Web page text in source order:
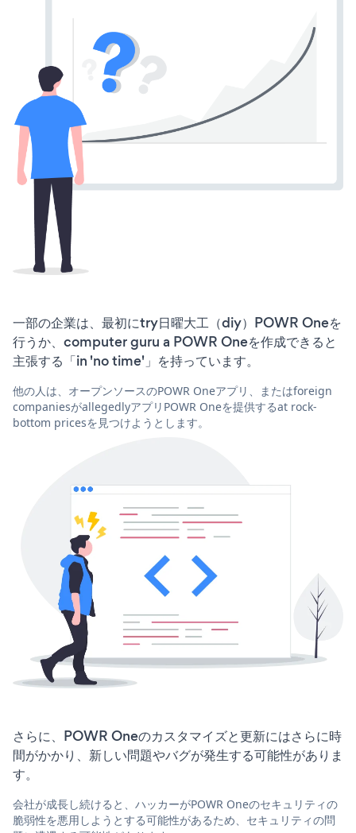
一部の企業は、最初にtry日曜大工（diy）POWR Oneを
行うか、computer guru a POWR Oneを作成できると
主張する「in 'no time'」を持っています。
他の人は、オープンソースのPOWR Oneアプリ、またはforeign
companiesがallegedlyアプリPOWR Oneを提供するat rock-
bottom pricesを見つけようとします。
さらに、POWR Oneのカスタマイズと更新にはさらに時
間がかかり、新しい問題やバグが発生する可能性がありま
す。
会社が成長し続けると、ハッカーがPOWR Oneのセキュリティの
脆弱性を悪用しようとする可能性があるため、セキュリティの問